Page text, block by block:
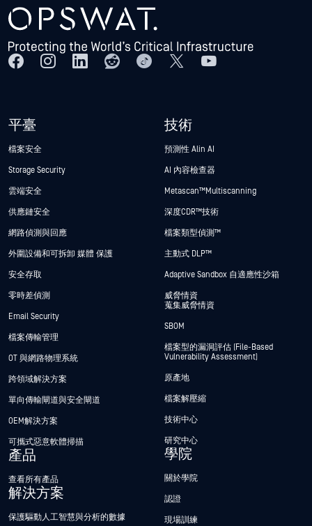
平臺
檔案安全
Storage Security
雲端安全
供應鏈安全
網路偵測與回應
外圍設備和可拆卸 媒體 保護
安全存取
零時差偵測
Email Security
檔案傳輸管理
OT 與網路物理系統
跨領域解決方案
單向傳輸閘道與安全閘道
OEM解決方案
可攜式惡意軟體掃描
產品
查看所有產品
解決方案
保護驅動人工智慧與分析的數據
技術
預測性 Alin AI
AI 內容檢查器
Metascan™ Multiscanning
深度CDR™技術
檔案類型偵測™
主動式 DLP™
Adaptive Sandbox 自適應性沙箱
威脅情資
蒐集威脅情資
SBOM
檔案型的漏洞評估 (File-Based
Vulnerability Assessment)
原產地
檔案解壓縮
技術中心
研究中心
學院
關於學院
認證
現場訓練